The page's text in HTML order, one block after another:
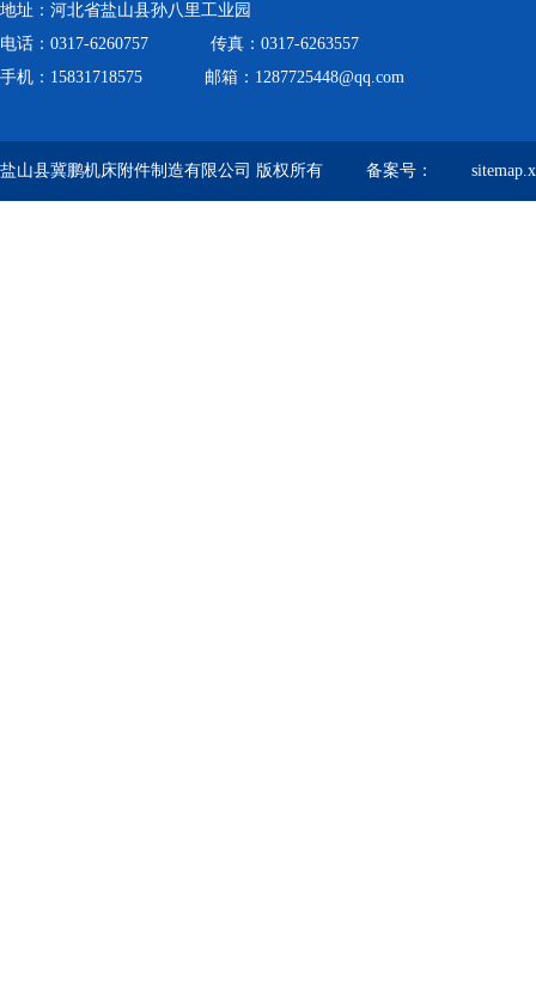
地址：河北省盐山县孙八里工业园
电话：0317-6260757 传真：0317-6263557
手机：15831718575 邮箱：1287725448@qq.com
盐山县冀鹏机床附件制造有限公司 版权所有 备案号：